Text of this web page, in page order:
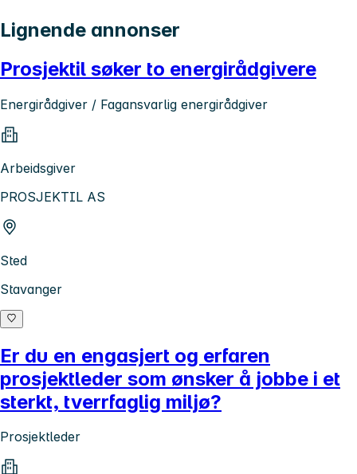
Lignende annonser
Prosjektil søker to energirådgivere
Energirådgiver / Fagansvarlig energirådgiver
Arbeidsgiver
PROSJEKTIL AS
Sted
Stavanger
Er du en engasjert og erfaren
prosjektleder som ønsker å jobbe i et
sterkt, tverrfaglig miljø?
Prosjektleder